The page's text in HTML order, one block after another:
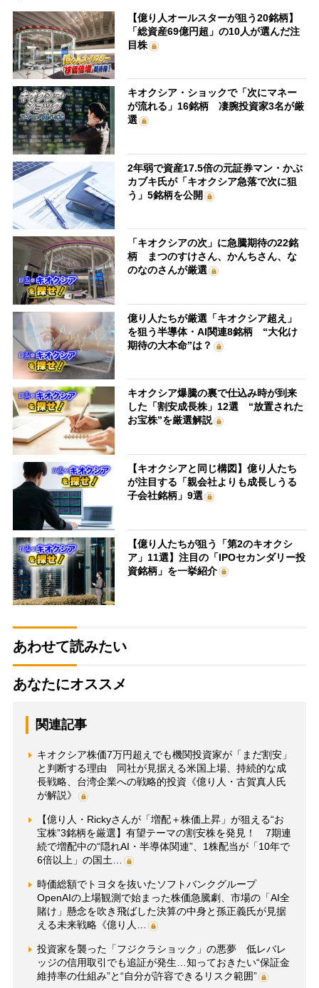
【億り人オールスターが狙う20銘柄】
「総資産69億円超」の10人が選んだ注
目株
キオクシア・ショックで「次にマネー
が流れる」16銘柄 凄腕投資家3名が厳
選
2年弱で資産17.5倍の元証券マン・かぶ
カブキ氏が「キオクシア急落で次に狙
う」5銘柄を公開
「キオクシアの次」に急騰期待の22銘
柄 まつのすけさん、かんちさん、な
のなのさんが厳選
億り人たちが厳選「キオクシア超え」
を狙う半導体・AI関連8銘柄 “大化け
期待の大本命”は？
キオクシア爆騰の裏で仕込み時が到来
した「割安成長株」12選 “放置された
お宝株”を厳選解説
【キオクシアと同じ構図】億り人たち
が注目する「親会社よりも成長しうる
子会社銘柄」9選
【億り人たちが狙う「第2のキオクシ
ア」11選】注目の「IPOセカンダリー投
資銘柄」を一挙紹介
あわせて読みたい
あなたにオススメ
関連記事
キオクシア株価7万円超えでも機関投資家が「まだ割安」
と判断する理由 同社が見据える米国上場、持続的な成
長戦略、台湾企業への戦略的投資《億り人・古賀真人氏
が解説》
【億り人・Rickyさんが「増配＋株価上昇」が狙える“お
宝株”3銘柄を厳選】有望テーマの割安株を発見！ 7期連
続で増配中の“隠れAI・半導体関連”、1株配当が「10年で
6倍以上」の国土…
時価総額でトヨタを抜いたソフトバンクグループ
OpenAIの上場観測で始まった株価急騰劇、市場の「AI全
賭け」懸念を吹き飛ばした決算の中身と孫正義氏が見据
える未来戦略《億り人…
投資家を襲った「フジクラショック」の悪夢 低レバレ
ッジの信用取引でも追証が発生…知っておきたい“保証金
維持率の仕組み”と“自分が許容できるリスク範囲”